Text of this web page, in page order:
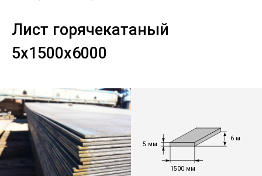
Труба
Уголок
Балка
Швеллер
Лист горячекатаный
5х1500х6000
5 мм
6 м
1500 мм